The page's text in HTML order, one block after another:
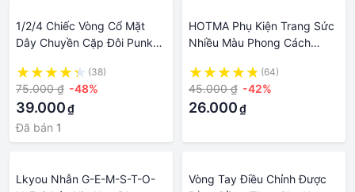
1/2/4 Chiếc Vòng Cổ Mặt
Dây Chuyền Cặp Đôi Punk
Châm Ghép Đôi Tình Yêu Vô
Hạn Phi Hành Gia Dây
Chuyền Cho Nam Nữ Trang
Sức Thời Trang
(38)
75.000 ₫ -48%
39.000₫
Đã bán 1
HOTMA Phụ Kiện Trang Sức
Nhiều Màu Phong Cách
Vòng Cổ Phi Hành Gia Không
Gian Cho Nam Dây Chuyền
Áo Len Hợp Kim
(64)
45.000 ₫ -42%
26.000₫
Lkyou Nhẫn G-E-M-S-T-O-
Vòng Tay Điều Chỉnh Được